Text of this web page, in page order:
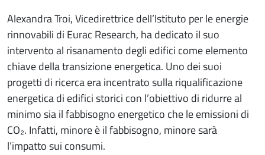
Alexandra Troi, Vicedirettrice dell’Istituto per le energie
rinnovabili di Eurac Research, ha dedicato il suo
intervento al risanamento degli edifici come elemento
chiave della transizione energetica. Uno dei suoi
progetti di ricerca era incentrato sulla riqualificazione
energetica di edifici storici con l’obiettivo di ridurre al
minimo sia il fabbisogno energetico che le emissioni di
CO₂. Infatti, minore è il fabbisogno, minore sarà
l’impatto sui consumi.